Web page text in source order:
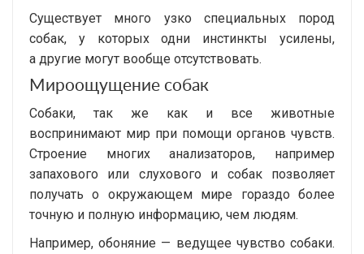
Существует много узко специальных пород
собак, у которых одни инстинкты усилены,
а другие могут вообще отсутствовать.
Мироощущение собак
Собаки, так же как и все животные
воспринимают мир при помощи органов чувств.
Строение многих анализаторов, например
запахового или слухового и собак позволяет
получать о окружающем мире гораздо более
точную и полную информацию, чем людям.
Например, обоняние — ведущее чувство собаки.